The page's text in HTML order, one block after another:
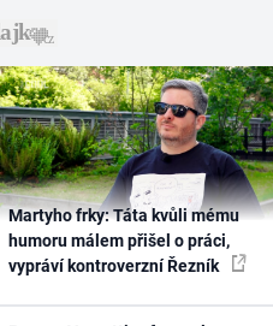
Martyho frky: Táta kvůli mému
humoru málem přišel o práci,
vypráví kontroverzní Řezník